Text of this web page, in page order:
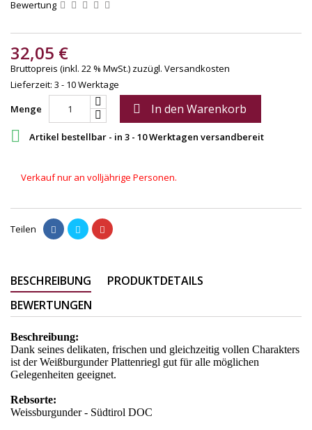
Bewertung
32,05 €
Bruttopreis (inkl. 22 % MwSt.) zuzügl. Versandkosten
Lieferzeit: 3 - 10 Werktage
Menge
 In den Warenkorb
 Artikel bestellbar - in 3 - 10 Werktagen versandbereit
Verkauf nur an volljährige Personen.
Teilen
BESCHREIBUNG
PRODUKTDETAILS
BEWERTUNGEN
Beschreibung:
Dank seines delikaten, frischen und gleichzeitig vollen Charakters
ist der Weißburgunder Plattenriegl gut für alle möglichen
Gelegenheiten geeignet.
Rebsorte:
Weissburgunder - Südtirol DOC